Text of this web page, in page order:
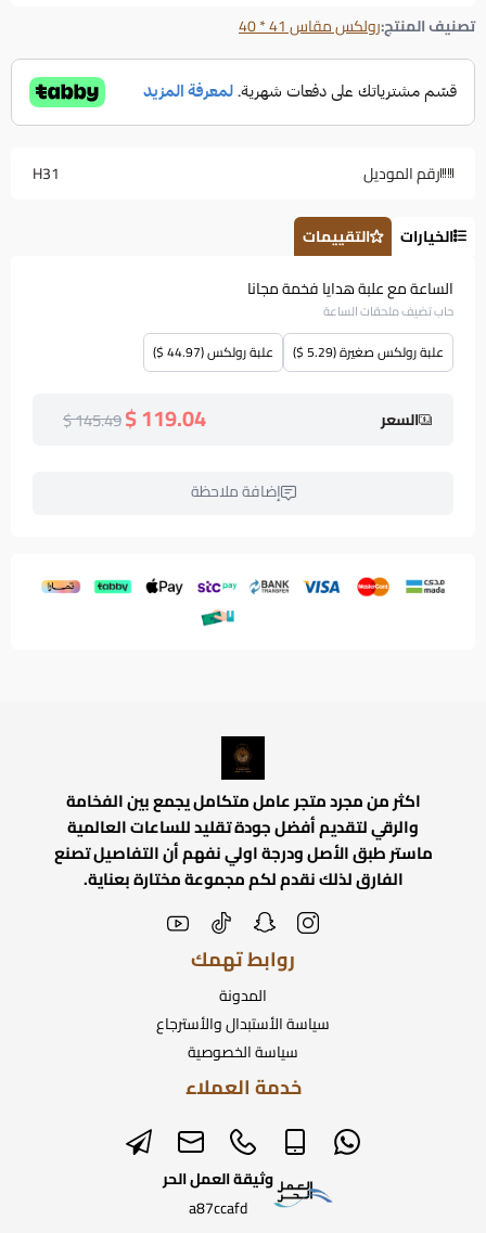
تصنيف المنتج:رولكس مقاس 41 * 40
رقم الموديل H31
الخيارات
التقييمات
الساعة مع علبة هدايا فخمة مجانا
حاب تضيف ملحقات الساعة
علبة رولكس صغيرة (5.29 $) علبة رولكس (44.97 $)
السعر 119.04 $
145.49 $
إضافة ملاحظة
اكثر من مجرد متجر عامل متكامل يجمع بين الفخامة
والرقي لتقديم أفضل جودة تقليد للساعات العالمية
ماستر طبق الأصل ودرجة اولي نفهم أن التفاصيل تصنع
الفارق لذلك نقدم لكم مجموعة مختارة بعناية.
روابط تهمك
المدونة
سياسة الأستبدال والأسترجاع
سياسة الخصوصية
خدمة العملاء
وثيقة العمل الحر
a87ccafd